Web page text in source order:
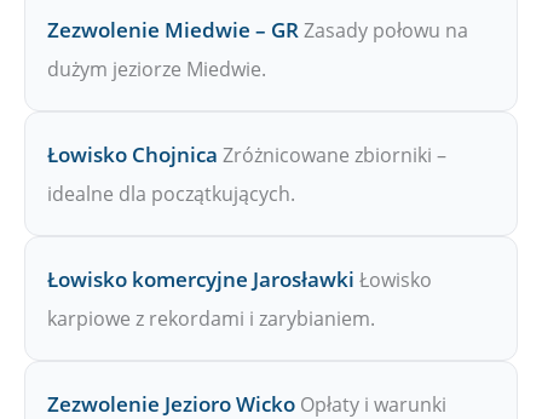
Zezwolenie Miedwie – GRZasady połowu na
dużym jeziorze Miedwie.
Łowisko Chojnica Zróżnicowane zbiorniki –
idealne dla początkujących.
Łowisko komercyjne Jarosławki Łowisko
karpiowe z rekordami i zarybianiem.
Zezwolenie Jezioro Wicko Opłaty i warunki